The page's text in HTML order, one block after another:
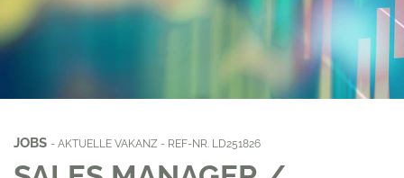
JOBS - AKTUELLE VAKANZ - REF-NR. LD251826